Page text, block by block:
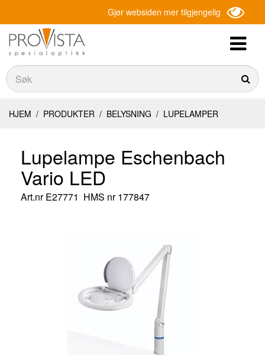
Gjør websiden mer tilgjengelig
Søk
Søk
HJEM / PRODUKTER / BELYSNING / LUPELAMPER
Lupelampe Eschenbach
Vario LED
Art.nrE27771 HMS nr 177847